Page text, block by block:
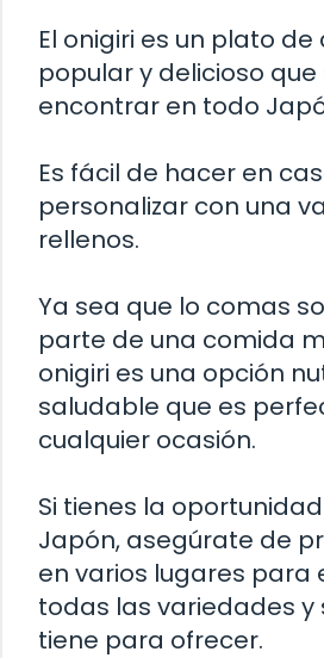
El onigiri es un plato
popular y delicioso
encontrar en todo
Es fácil de hacer en
personalizar con una
rellenos.
Ya sea que lo comas
parte de una comida
onigiri es una opción
saludable que es
cualquier ocasión.
Si tienes la
Japón, asegúrate de
en varios lugares para
todas las variedades y
tiene para ofrecer.